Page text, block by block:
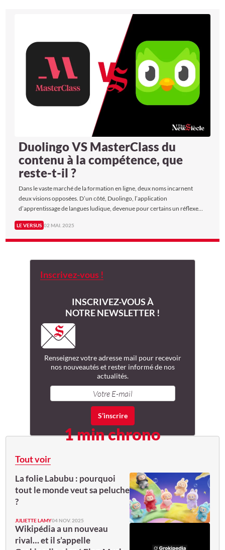
l’emporte vraiment ? The New Siècle a passé ces deux rivaux au rayon X.
Duolingo VS MasterClass du
contenu à la compétence, que
reste-t-il ?
Dans le vaste marché de la formation en ligne, deux noms incarnent
deux visions opposées. D’un côté, Duolingo, l’application
d’apprentissage de langues ludique, devenue pour certains un réflexe
nom, ni vos retards. De l’autre, MasterClass, vitrine digitale du savoir
incarné, où des sommités enseignent l’excellence sur des sujets variés
frontal : démocratiser ou magnifier. Le premier gamifie l’apprentissage,
contrainte, lequel des deux impose le plus sa marque ? The New Siècle les
LE VERSUS 02 MAI. 2025
Inscrivez-vous !
INSCRIVEZ-VOUS À
NOTRE NEWSLETTER !
Renseignez votre adresse mail pour recevoir
nos nouveautéset rester informé de nos
actualités.
1 min chrono
Tout voir
La folie Labubu : pourquoi
tout le monde veut sa peluche
?
JULIETTE LAMY04 NOV. 2025
Wikipédia a un nouveau
rival… et il s’appelle